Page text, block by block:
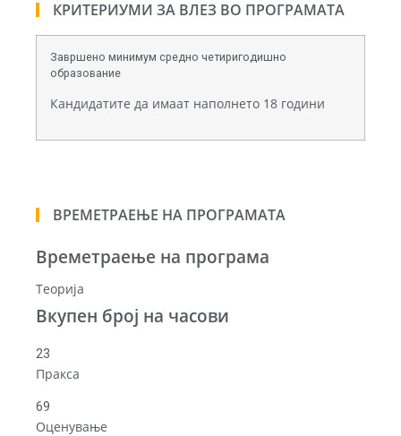
КРИТЕРИУМИ ЗА ВЛЕЗ ВО ПРОГРАМАТА
Завршено минимум средно четиригодишно
образование
Кандидатите да имаат наполнето 18 години
ВРЕМЕТРАЕЊЕ НА ПРОГРАМАТА
Времетраење на програма
Теорија
Вкупен број на часови
23
Пракса
69
Оценување